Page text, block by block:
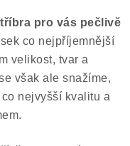
pro vás pečlivě
co nejpříjemnější
velikost, tvar a
však ale snažíme,
nejvyšší kvalitu a